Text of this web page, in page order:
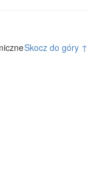
Skocz do góry ↑